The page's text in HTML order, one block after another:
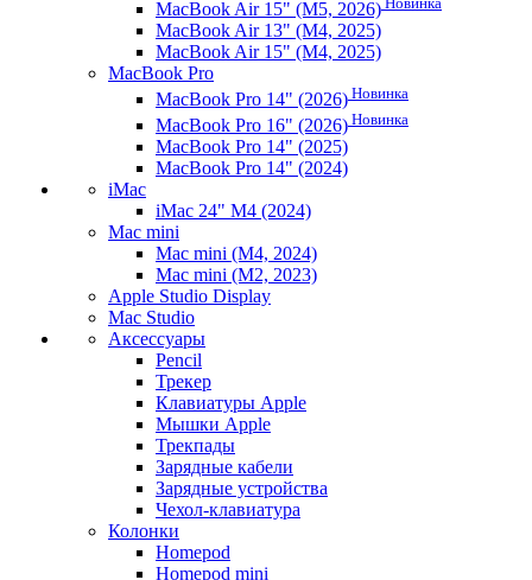
MacBook Air 15" (M5, 2026)
MacBook Air 13" (M4, 2025)
MacBook Air 15" (M4, 2025)
MacBook Pro
MacBook Pro 14" (2026) Новинка
MacBook Pro 16" (2026) Новинка
MacBook Pro 14" (2025)
MacBook Pro 14" (2024)
iMac
iMac 24" M4 (2024)
Mac mini
Mac mini (M4, 2024)
Mac mini (M2, 2023)
Apple Studio Display
Mac Studio
Аксессуары
Pencil
Трекер
Клавиатуры Apple
Мышки Apple
Трекпады
Зарядные кабели
Зарядные устройства
Чехол-клавиатура
Колонки
Homepod
Homepod mini